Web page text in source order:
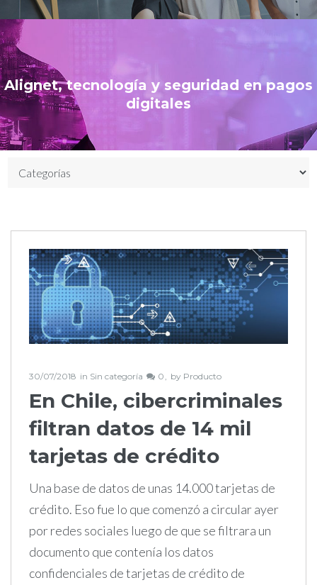
Alignet, tecnología y seguridad en pagos
digitales
30/07/2018 in Sin categoría 0 by Producto
En Chile, cibercriminales
filtran datos de 14 mil
tarjetas de crédito
Una base de datos de unas 14.000 tarjetas de
crédito. Eso fue lo que comenzó a circular ayer
por redes sociales luego de que se filtrara un
documento que contenía los datos
confidenciales de tarjetas de crédito de